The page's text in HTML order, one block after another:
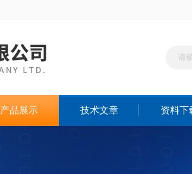
产品展示 技术文章 资料下